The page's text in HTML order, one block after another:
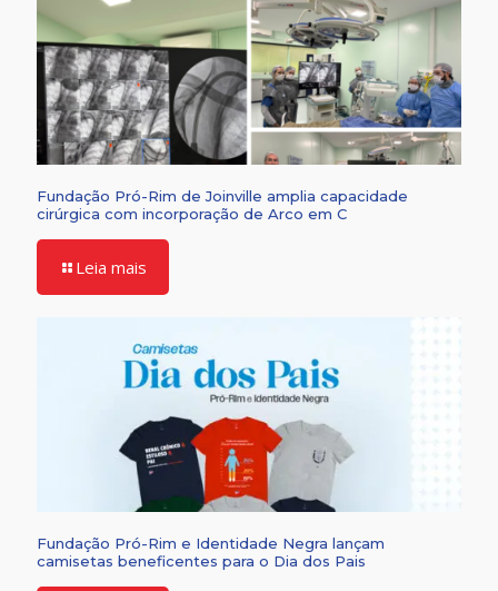
Fundação Pró-Rim de Joinville amplia capacidade
cirúrgica com incorporação de Arco em C
Leia mais
Fundação Pró-Rim e Identidade Negra lançam
camisetas beneficentes para o Dia dos Pais